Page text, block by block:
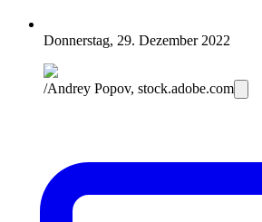
Donnerstag, 29. Dezember 2022
/Andrey Popov, stock.adobe.com